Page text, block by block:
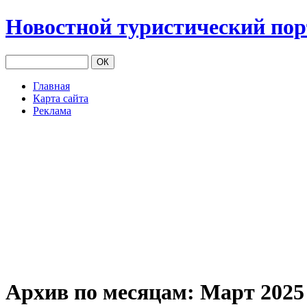
Новостной туристический
Главная
Карта сайта
Реклама
Архив по месяцам: Март 2025